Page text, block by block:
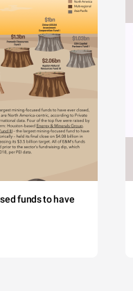
funds to have